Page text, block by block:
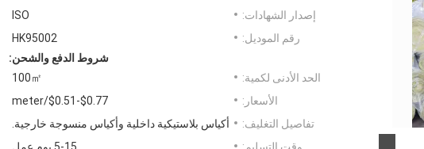
إصدار الشهادات:
ISO
رقم الموديل:
HK95002
شروط الدفع والشحن:
الحد الأدنى لكمية:
100㎡
الأسعار:
$0.77-$0.51/meter
تفاصيل التغليف:
أكياس بلاستيكية داخلية وأكياس منسوجة خارجية.